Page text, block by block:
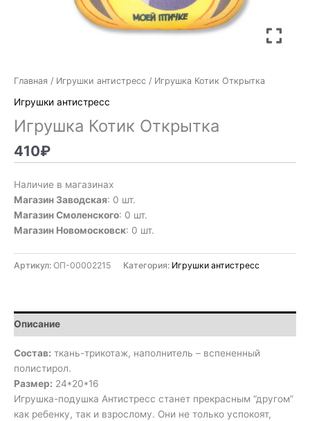
Главная / Игрушки антистресс / Игрушка Котик Открытка
Игрушки антистресс
Игрушка Котик Открытка
410₽
Наличие в магазинах
Магазин Заводская: 0 шт.
Магазин Смоленского: 0 шт.
Магазин Новомосковск: 0 шт.
Артикул: ОП-00002215 Категория: Игрушки антистресс
Описание
Состав: ткань-трикотаж, наполнитель – вспененный
полистирол.
Размер: 24*20*16
Игрушка-подушка Антистресс станет прекрасным “другом”
как ребенку, так и взрослому. Они не только успокоят,